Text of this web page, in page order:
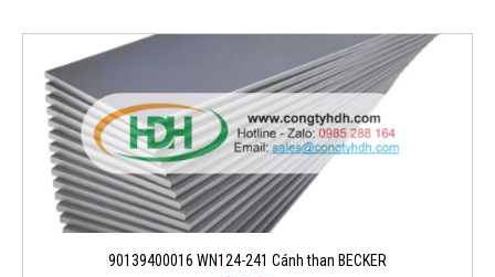
90139400016 WN124-241 Cánh than BECKER